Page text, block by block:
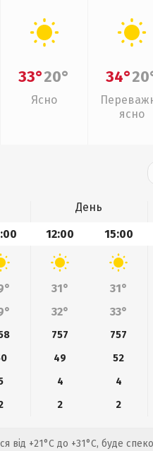
33°20°
Ясно
34°
ясно
День
12:00 15:00
31° 31°
32° 33°
757 757
49 52
4 4
2 2
від +21°C до +31°C, буде